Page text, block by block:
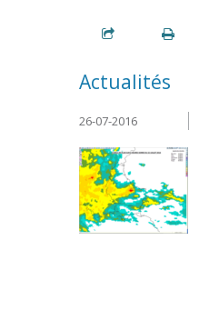
Actualités
26-07-2016